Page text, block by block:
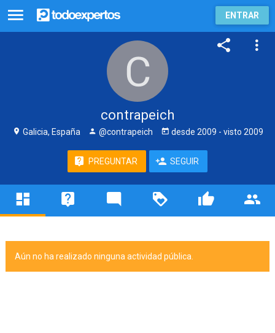
ENTRAR
contrapeich
Galicia, España @contrapeich desde 2009 - visto 2009
PREGUNTAR SEGUIR
Aún no ha realizado ninguna actividad pública.